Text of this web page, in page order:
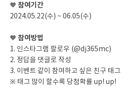
🧡 참여기간
2024.05.22(수) ~ 06.05(수)
🧡 참여방법
1. 인스타그램 팔로우 (@dj365mc)
2. 정답을 댓글로 작성
3. 이벤트 같이 참여하고 싶은 친구 태그
※ 태그 많이 할수록 당첨확률 up! up!